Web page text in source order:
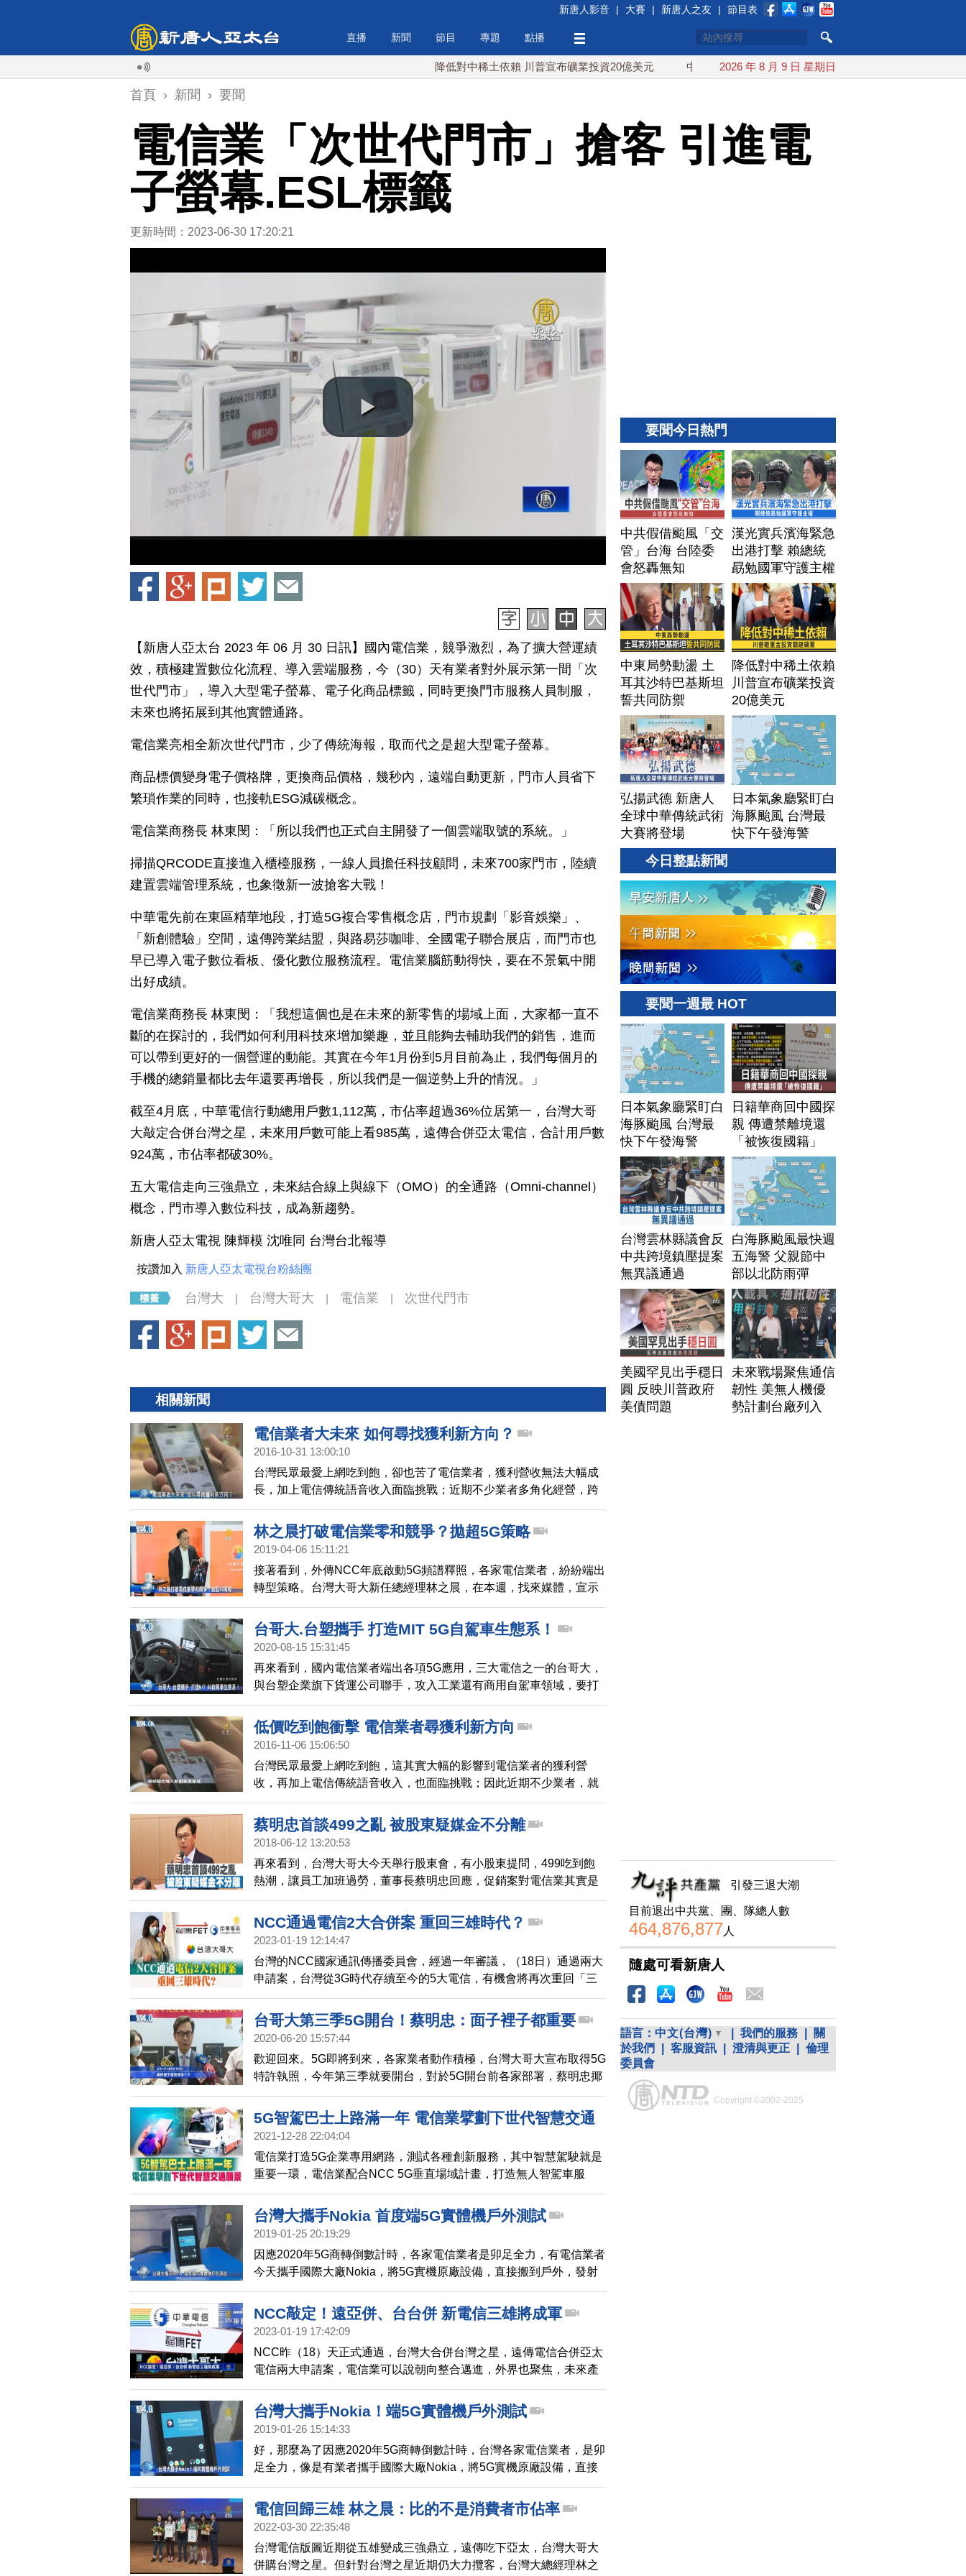
新唐人影音 | 大賽 | 新唐人之友 | 節目表
直播 新聞 節目 專題 點播
降低對中稀土依賴 川普宣布礦業投資20億美元 中東局勢動盪 土耳其沙特巴基斯坦誓共同防禦
2026 年 8 月 9 日 星期日
首頁 › 新聞 › 要聞
電信業「次世代門市」搶客 引進電
子螢幕.ESL標籤
更新時間：2023-06-30 17:20:21
【新唐人亞太台 2023 年 06 月 30 日訊】國內電信業，競爭激烈，為了擴大營運績
效，積極建置數位化流程、導入雲端服務，今（30）天有業者對外展示第一間「次
世代門市」，導入大型電子螢幕、電子化商品標籤，同時更換門市服務人員制服，
未來也將拓展到其他實體通路。
電信業亮相全新次世代門市，少了傳統海報，取而代之是超大型電子螢幕。
商品標價變身電子價格牌，更換商品價格，幾秒內，遠端自動更新，門市人員省下
繁瑣作業的同時，也接軌ESG減碳概念。
電信業商務長 林東閔：「所以我們也正式自主開發了一個雲端取號的系統。」
掃描QRCODE直接進入櫃檯服務，一線人員擔任科技顧問，未來700家門市，陸續
建置雲端管理系統，也象徵新一波搶客大戰！
中華電先前在東區精華地段，打造5G複合零售概念店，門市規劃「影音娛樂」、
「新創體驗」空間，遠傳跨業結盟，與路易莎咖啡、全國電子聯合展店，而門市也
早已導入電子數位看板、優化數位服務流程。電信業腦筋動得快，要在不景氣中開
出好成績。
電信業商務長 林東閔：「我想這個也是在未來的新零售的場域上面，大家都一直不
斷的在探討的，我們如何利用科技來增加樂趣，並且能夠去輔助我們的銷售，進而
可以帶到更好的一個營運的動能。其實在今年1月份到5月目前為止，我們每個月的
手機的總銷量都比去年還要再增長，所以我們是一個逆勢上升的情況。」
截至4月底，中華電信行動總用戶數1,112萬，市佔率超過36%位居第一，台灣大哥
大敲定合併台灣之星，未來用戶數可能上看985萬，遠傳合併亞太電信，合計用戶數
924萬，市佔率都破30%。
五大電信走向三強鼎立，未來結合線上與線下（OMO）的全通路（Omni-channel）
概念，門市導入數位科技，成為新趨勢。
新唐人亞太電視 陳輝模 沈唯同 台灣台北報導
按讚加入 新唐人亞太電視台粉絲團
台灣大 台灣大哥大 電信業 次世代門市
相關新聞
電信業者大未來 如何尋找獲利新方向？
2016-10-31 13:00:10
台灣民眾最愛上網吃到飽，卻也苦了電信業者，獲利營收無法大幅成
長，加上電信傳統語音收入面臨挑戰；近期不少業者多角化經營，跨
足新創事業，或物聯網相關領域，成了電信業者轉型的不二法門。
林之晨打破電信業零和競爭？拋超5G策略
2019-04-06 15:11:21
接著看到，外傳NCC年底啟動5G頻譜釋照，各家電信業者，紛紛端出
轉型策略。台灣大哥大新任總經理林之晨，在本週，找來媒體，宣示
最新「超5G策略」，目標在10~15年時間，集團市值成長10倍，喊話
成為東南亞級的國際企業。
台哥大.台塑攜手 打造MIT 5G自駕車生態系！
2020-08-15 15:31:45
再來看到，國內電信業者端出各項5G應用，三大電信之一的台哥大，
與台塑企業旗下貨運公司聯手，攻入工業還有商用自駕車領域，要打
造MIT 5G自駕車生態系，初步在台灣先試運行，預估最快明後年就能
正式運作。
低價吃到飽衝擊 電信業者尋獲利新方向
2016-11-06 15:06:50
台灣民眾最愛上網吃到飽，這其實大幅的影響到電信業者的獲利營
收，再加上電信傳統語音收入，也面臨挑戰；因此近期不少業者，就
思考多角化經營，跨足新創事業，或物聯網相關領域。
蔡明忠首談499之亂 被股東疑媒金不分離
2018-06-12 13:20:53
再來看到，台灣大哥大今天舉行股東會，有小股東提問，499吃到飽
熱潮，讓員工加班過勞，董事長蔡明忠回應，促銷案對電信業其實是
「慘案」、還說，「祈禱上蒼憐憫」，未來不要再發生。
NCC通過電信2大合併案 重回三雄時代？
2023-01-19 12:14:47
台灣的NCC國家通訊傳播委員會，經過一年審議，（18日）通過兩大
申請案，台灣從3G時代存續至今的5大電信，有機會將再次重回「三
強鼎立」局面，NCC同意台灣大哥大合併台灣之星，並同意遠傳電信
合併亞太電信。但是都有「附帶條件」，除了頻寬超標須在明年6月
30日期限內改正之外，在資費議題上，有關既有用戶契約，存續公司
願意配合。NCC說。476萬用戶「話照通、網照上」，原來權益都不
變。
台哥大第三季5G開台！蔡明忠：面子裡子都重要
2020-06-20 15:57:44
歡迎回來。5G即將到來，各家業者動作積極，台灣大哥大宣布取得5G
特許執照，今年第三季就要開台，對於5G開台前各家部署，蔡明忠揶
揄自己是被2雄欺負，他認為現在各家業者，都在比面子，輸人不輸
陣，但未來還得各憑本事。
5G智駕巴士上路滿一年 電信業擘劃下世代智慧交通
願景
2021-12-28 22:04:04
電信業打造5G企業專用網路，測試各種創新服務，其中智慧駕駛就是
重要一環，電信業配合NCC 5G垂直場域計畫，打造無人智駕車服
務，下一步除了客運範疇，也要積極打入物流倉儲領域。
台灣大攜手Nokia 首度端5G實體機戶外測試
2019-01-25 20:19:29
因應2020年5G商轉倒數計時，各家電信業者是卯足全力，有電信業者
今天攜手國際大廠Nokia，將5G實機原廠設備，直接搬到戶外，發射
5G網路訊號，可以說5G商用化的腳步，已經更加接近。
NCC敲定！遠亞併、台台併 新電信三雄將成軍
2023-01-19 17:42:09
NCC昨（18）天正式通過，台灣大合併台灣之星，遠傳電信合併亞太
電信兩大申請案，電信業可以說朝向整合邁進，外界也聚焦，未來產
業競爭態勢，除了電信資費外，三大業者如今各自坐擁轉型業務，未
來競爭態樣，可能更加激烈。
台灣大攜手Nokia！端5G實體機戶外測試
2019-01-26 15:14:33
好，那麼為了因應2020年5G商轉倒數計時，台灣各家電信業者，是卯
足全力，像是有業者攜手國際大廠Nokia，將5G實機原廠設備，直接
搬到戶外，發射5G網路訊號，可以說 5G商用化的腳步，已經更加接
近。
電信回歸三雄 林之晨：比的不是消費者市佔率
2022-03-30 22:35:48
台灣電信版圖近期從五雄變成三強鼎立，遠傳吃下亞太，台灣大哥大
併購台灣之星。但針對台灣之星近期仍大力攬客，台灣大總經理林之
要聞今日熱門
中共假借颱風「交
管」台海 台陸委
會怒轟無知
漢光實兵濱海緊急
出港打擊 賴總統
勗勉國軍守護主權
中東局勢動盪 土
耳其沙特巴基斯坦
誓共同防禦
降低對中稀土依賴
川普宣布礦業投資
20億美元
弘揚武德 新唐人
全球中華傳統武術
大賽將登場
日本氣象廳緊盯白
海豚颱風 台灣最
快下午發海警
今日整點新聞
要聞一週最 HOT
日本氣象廳緊盯白
海豚颱風 台灣最
快下午發海警
日籍華商回中國探
親 傳遭禁離境還
「被恢復國籍」
台灣雲林縣議會反
中共跨境鎮壓提案
無異議通過
白海豚颱風最快週
五海警 父親節中
部以北防雨彈
美國罕見出手穩日
圓 反映川普政府
美債問題
未來戰場聚焦通信
韌性 美無人機優
勢計劃台廠列入
引發三退大潮
目前退出中共黨、團、隊總人數
464,876,877人
隨處可看新唐人
語言： 中文(台灣) 我們的服務
關
於我們
客服資訊 澄清與更正
倫理
委員會
Copyright ©2002-2025